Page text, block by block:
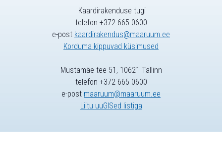
Kaardirakenduse tugi
telefon +372 665 0600
e-post kaardirakendus@maaruum.ee
Korduma kippuvad küsimused
Mustamäe tee 51, 10621 Tallinn
telefon +372 665 0600
e-post maaruum@maaruum.ee
Liitu uuGISed listiga